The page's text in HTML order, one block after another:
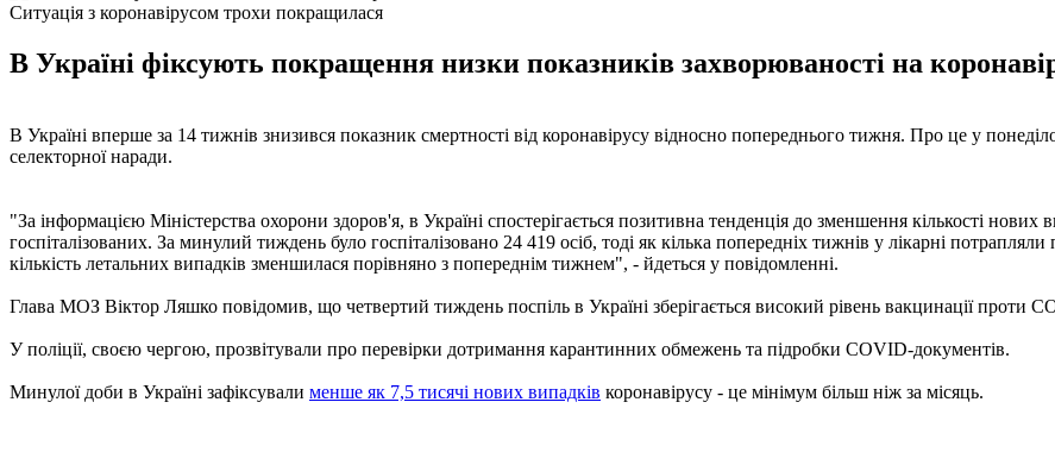
Ситуація з коронавірусом трохи покращилася
В Україні фіксують покращення низки показників захворюваності на
В Україні вперше за 14 тижнів знизився показник смертності від коронавірусу відносно попереднього тижня. Про це у
селекторної наради.
"За інформацією Міністерства охорони здоров'я, в Україні спостерігається позитивна тенденція до зменшення кількості
госпіталізованих. За минулий тиждень було госпіталізовано 24 419 осіб, тоді як кілька попередніх тижнів у лікарні
кількість летальних випадків зменшилася порівняно з попереднім тижнем", - йдеться у повідомленні.
Глава МОЗ Віктор Ляшко повідомив, що четвертий тиждень поспіль в Україні зберігається високий рівень вакцинації
У поліції, своєю чергою, прозвітували про перевірки дотримання карантинних обмежень та підробки COVID-документів.
Минулої доби в Україні зафіксували менше як 7,5 тисячі нових випадків коронавірусу - це мінімум більш ніж за місяць.